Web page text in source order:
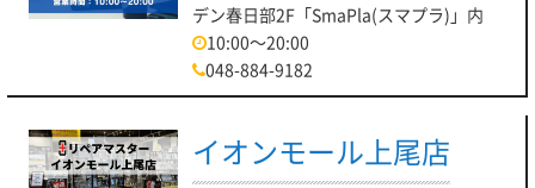
デン春日部2F「SmaPla(スマプラ)」内
10:00～20:00
048-884-9182
イオンモール上尾店